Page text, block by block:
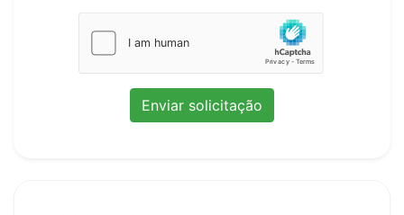
Enviar solicitação